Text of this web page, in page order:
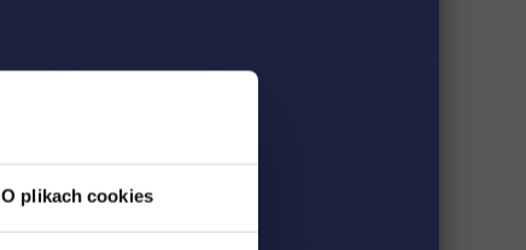
O plikach cookies